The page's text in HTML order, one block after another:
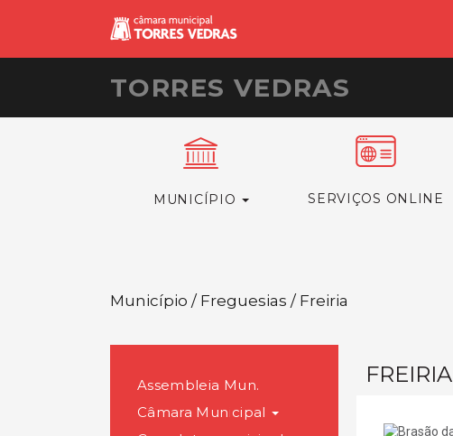
TORRES VEDRAS
MUNICÍPIO SERVIÇOS ONLINE
Município / Freguesias / Freiria
Assembleia Mun.
Câmara Municipal
FREIRIA